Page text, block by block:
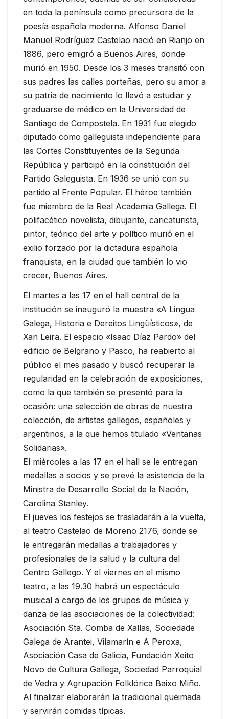
en toda la península como precursora de la
poesía española moderna. Alfonso Daniel
Manuel Rodríguez Castelao nació en Rianjo en
1886, pero emigró a Buenos Aires, donde
murió en 1950. Desde los 3 meses transitó con
sus padres las calles porteñas, pero su amor a
su patria de nacimiento lo llevó a estudiar y
graduarse de médico en la Universidad de
Santiago de Compostela. En 1931 fue elegido
diputado como galleguista independiente para
las Cortes Constituyentes de la Segunda
República y participó en la constitución del
Partido Galeguista. En 1936 se unió con su
partido al Frente Popular. El héroe también
fue miembro de la Real Academia Gallega. El
polifacético novelista, dibujante, caricaturista,
pintor, teórico del arte y político murió en el
exilio forzado por la dictadura española
franquista, en la ciudad que también lo vio
crecer, Buenos Aires.
El martes a las 17 en el hall central de la
institución se inauguró la muestra «A Lingua
Galega, Historia e Dereitos Lingüísticos», de
Xan Leira. El espacio «Isaac Díaz Pardo» del
edificio de Belgrano y Pasco, ha reabierto al
público el mes pasado y buscó recuperar la
regularidad en la celebración de exposiciones,
como la que también se presentó para la
ocasión: una selección de obras de nuestra
colección, de artistas gallegos, españoles y
argentinos, a la que hemos titulado «Ventanas
Solidarias».
El miércoles a las 17 en el hall se le entregan
medallas a socios y se prevé la asistencia de la
Ministra de Desarrollo Social de la Nación,
Carolina Stanley.
El jueves los festejos se trasladarán a la vuelta,
al teatro Castelao de Moreno 2176, donde se
le entregarán medallas a trabajadores y
profesionales de la salud y la cultura del
Centro Gallego. Y el viernes en el mismo
teatro, a las 19.30 habrá un espectáculo
musical a cargo de los grupos de música y
danza de las asociaciones de la colectividad:
Asociación Sta. Comba de Xallas, Sociedade
Galega de Arantei, Vilamarín e A Peroxa,
Asociación Casa de Galicia, Fundación Xeito
Novo de Cultura Gallega, Sociedad Parroquial
de Vedra y Agrupación Folklórica Baixo Miño.
Al finalizar elaborarán la tradicional queimada
y servirán comidas típicas.